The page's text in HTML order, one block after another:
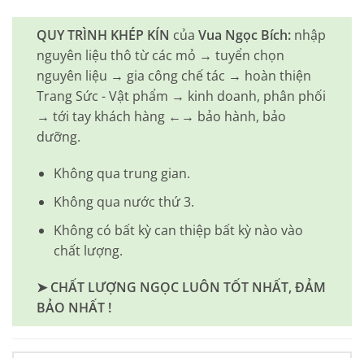
QUY TRÌNH KHÉP KÍN của Vua Ngọc Bích: nhập
nguyên liệu thô từ các mỏ → tuyển chọn
nguyên liệu → gia công chế tác → hoàn thiện
Trang Sức - Vật phẩm → kinh doanh, phân phối
→ tới tay khách hàng ←→ bảo hành, bảo
dưỡng.
Không qua trung gian.
Không qua nước thứ 3.
Không có bất kỳ can thiệp bất kỳ nào vào
chất lượng.
➤ CHẤT LƯỢNG NGỌC LUÔN TỐT NHẤT, ĐẢM
BẢO NHẤT !